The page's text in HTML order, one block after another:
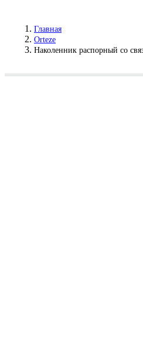
Главная
Orteze
Наколенник распорный со